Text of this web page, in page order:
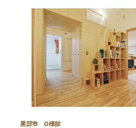
黒部市 O様邸